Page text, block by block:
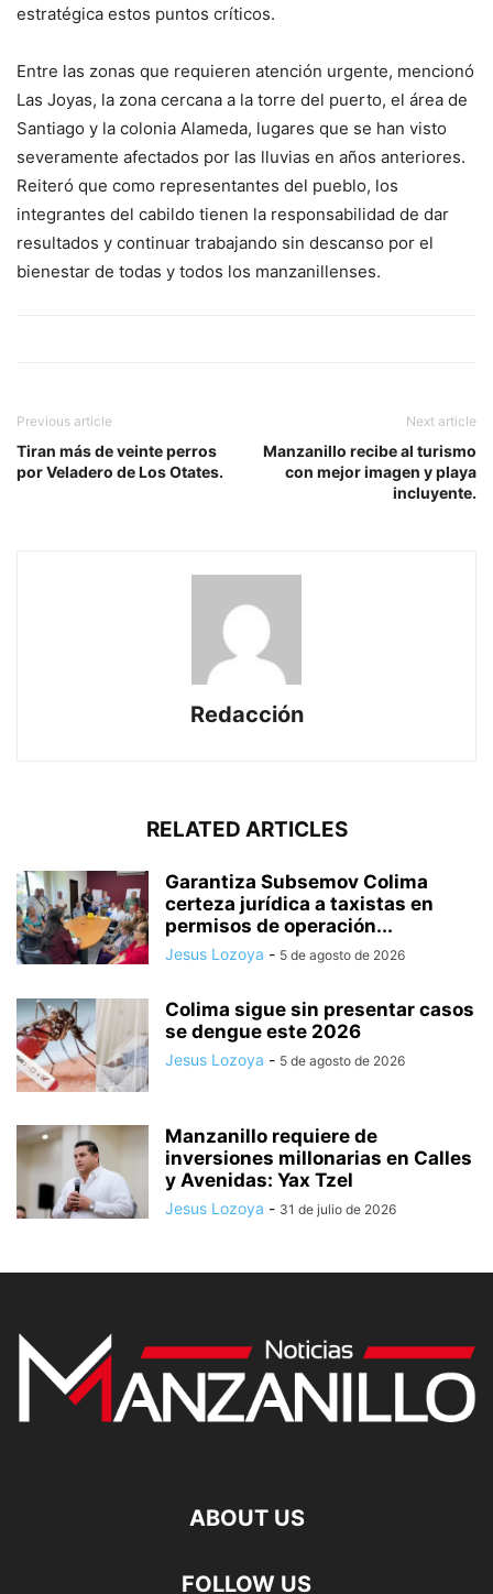
estratégica estos puntos críticos.
Entre las zonas que requieren atención urgente, mencionó
Las Joyas, la zona cercana a la torre del puerto, el área de
Santiago y la colonia Alameda, lugares que se han visto
severamente afectados por las lluvias en años anteriores.
Reiteró que como representantes del pueblo, los
integrantes del cabildo tienen la responsabilidad de dar
resultados y continuar trabajando sin descanso por el
bienestar de todas y todos los manzanillenses.
Previous article
Tiran más de veinte perros
por Veladero de Los Otates.
Next article
Manzanillo recibe al turismo
con mejor imagen y playa
incluyente.
Redacción
RELATED ARTICLES
Garantiza Subsemov Colima
certeza jurídica a taxistas en
permisos de operación...
Jesus Lozoya - 5 de agosto de 2026
Colima sigue sin presentar casos
se dengue este 2026
Jesus Lozoya - 5 de agosto de 2026
Manzanillo requiere de
inversiones millonarias en Calles
y Avenidas: Yax Tzel
Jesus Lozoya - 31 de julio de 2026
ABOUT US
FOLLOW US